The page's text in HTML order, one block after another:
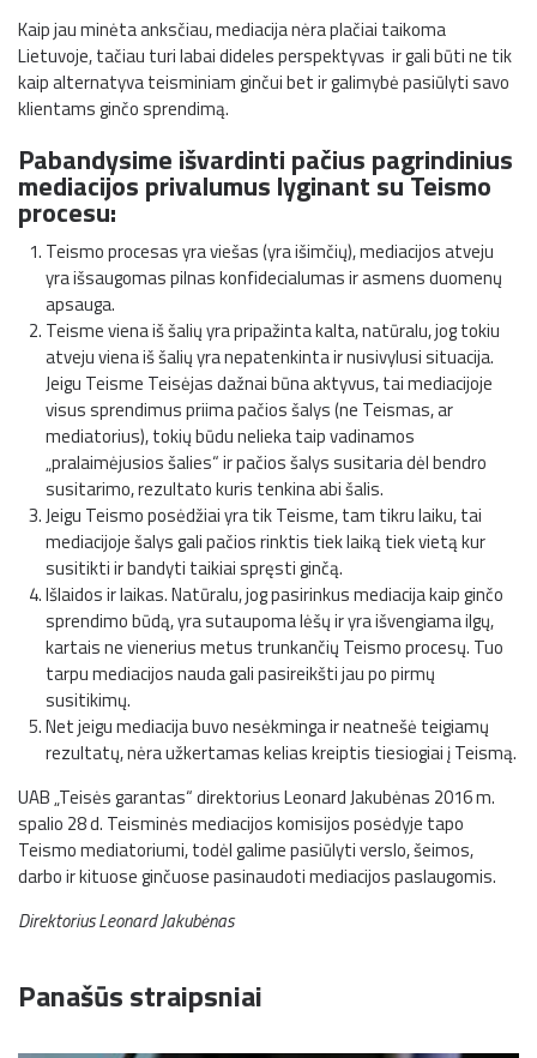
Kaip jau minėta anksčiau, mediacija nėra plačiai taikoma
Lietuvoje, tačiau turi labai dideles perspektyvas ir gali būti ne tik
kaip alternatyva teisminiam ginčui bet ir galimybė pasiūlyti savo
klientams ginčo sprendimą.
Pabandysime išvardinti pačius pagrindinius
mediacijos privalumus lyginant su Teismo
procesu:
Teismo procesas yra viešas (yra išimčių), mediacijos atveju
yra išsaugomas pilnas konfidecialumas ir asmens duomenų
apsauga.
Teisme viena iš šalių yra pripažinta kalta, natūralu, jog tokiu
atveju viena iš šalių yra nepatenkinta ir nusivylusi situacija.
Jeigu Teisme Teisėjas dažnai būna aktyvus, tai mediacijoje
visus sprendimus priima pačios šalys (ne Teismas, ar
mediatorius), tokių būdu nelieka taip vadinamos
„pralaimėjusios šalies“ ir pačios šalys susitaria dėl bendro
susitarimo, rezultato kuris tenkina abi šalis.
Jeigu Teismo posėdžiai yra tik Teisme, tam tikru laiku, tai
mediacijoje šalys gali pačios rinktis tiek laiką tiek vietą kur
susitikti ir bandyti taikiai spręsti ginčą.
Išlaidos ir laikas. Natūralu, jog pasirinkus mediacija kaip ginčo
sprendimo būdą, yra sutaupoma lėšų ir yra išvengiama ilgų,
kartais ne vienerius metus trunkančių Teismo procesų. Tuo
tarpu mediacijos nauda gali pasireikšti jau po pirmų
susitikimų.
Net jeigu mediacija buvo nesėkminga ir neatnešė teigiamų
rezultatų, nėra užkertamas kelias kreiptis tiesiogiai į Teismą.
UAB „Teisės garantas“ direktorius Leonard Jakubėnas 2016 m.
spalio 28 d. Teisminės mediacijos komisijos posėdyje tapo
Teismo mediatoriumi, todėl galime pasiūlyti verslo, šeimos,
darbo ir kituose ginčuose pasinaudoti mediacijos paslaugomis.
Direktorius Leonard Jakubėnas
Panašūs straipsniai